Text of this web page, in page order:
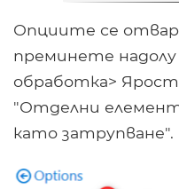
Опциите се
преминете
обработка>
"Отделни
като затрупване".